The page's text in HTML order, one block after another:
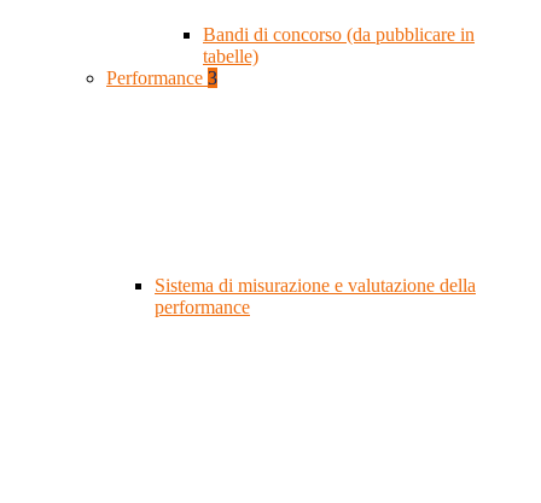
Bandi di concorso (da pubblicare in
tabelle)
Performance 3
Sistema di misurazione e valutazione della
performance